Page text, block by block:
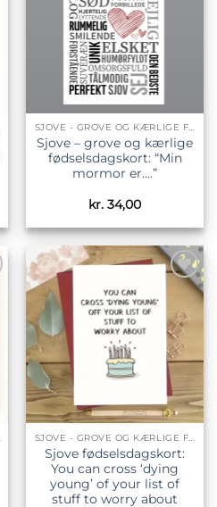
SJOVE - GROVE OG KÆRLIGE FØDSELSDAGSKORT
Sjove – grove og kærlige
fødselsdagskort: “Min
mormor er….”
kr. 34,00
Tilføj til
ønskeliste
SJOVE - GROVE OG KÆRLIGE FØDSELSDAGSKORT
Sjove fødselsdagskort:
You can cross ‘dying
young’ of your list of
stuff to worry about